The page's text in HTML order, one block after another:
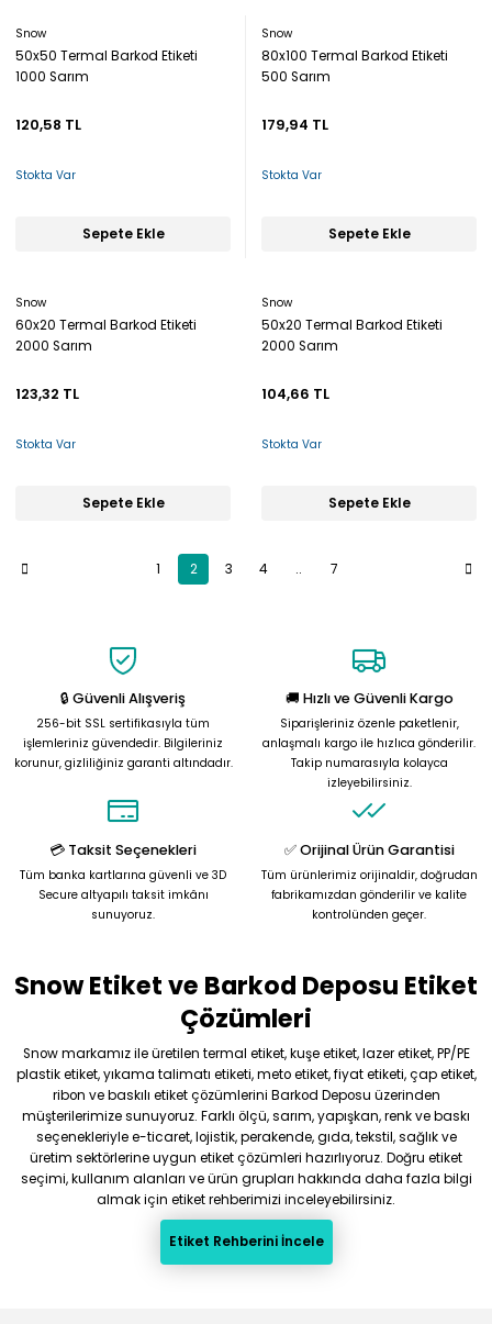
Snow
50x50 Termal Barkod Etiketi
1000 Sarım
120,58 TL
Stokta Var
Sepete Ekle
Snow
80x100 Termal Barkod Etiketi
500 Sarım
179,94 TL
Stokta Var
Sepete Ekle
Snow
60x20 Termal Barkod Etiketi
2000 Sarım
123,32 TL
Stokta Var
Sepete Ekle
Snow
50x20 Termal Barkod Etiketi
2000 Sarım
104,66 TL
Stokta Var
Sepete Ekle
1 2 3 4 .. 7
🔒 Güvenli Alışveriş
256-bit SSL sertifikasıyla tüm
işlemleriniz güvendedir. Bilgileriniz
korunur, gizliliğiniz garanti altındadır.
🚚 Hızlı ve Güvenli Kargo
Siparişleriniz özenle paketlenir,
anlaşmalı kargo ile hızlıca gönderilir.
Takip numarasıyla kolayca
izleyebilirsiniz.
💳 Taksit Seçenekleri
Tüm banka kartlarına güvenli ve 3D
Secure altyapılı taksit imkânı
sunuyoruz.
✅ Orijinal Ürün Garantisi
Tüm ürünlerimiz orijinaldir, doğrudan
fabrikamızdan gönderilir ve kalite
kontrolünden geçer.
Snow Etiket ve Barkod Deposu Etiket
Çözümleri
Snow markamız ile üretilen termal etiket, kuşe etiket, lazer etiket, PP/PE
plastik etiket, yıkama talimatı etiketi, meto etiket, fiyat etiketi, çap etiket,
ribon ve baskılı etiket çözümlerini Barkod Deposu üzerinden
müşterilerimize sunuyoruz. Farklı ölçü, sarım, yapışkan, renk ve baskı
seçenekleriyle e-ticaret, lojistik, perakende, gıda, tekstil, sağlık ve
üretim sektörlerine uygun etiket çözümleri hazırlıyoruz. Doğru etiket
seçimi, kullanım alanları ve ürün grupları hakkında daha fazla bilgi
almak için etiket rehberimizi inceleyebilirsiniz.
Etiket Rehberini İncele